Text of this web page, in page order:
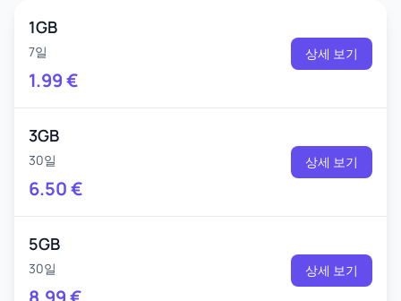
1GB
7일
1.99€
상세 보기
3GB
30일
6.50€
상세 보기
5GB
30일 상세 보기